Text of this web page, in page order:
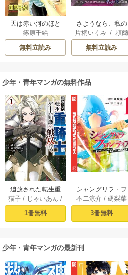
天は赤い河のほと
り
篠原千絵
無料立読み
さようなら、私の
冷遇生活 ～パーテ
ィーで声をかけて
きたのがヤバい男
片桐いくみ / 頼爾
無料立読み
少年・青年マンガの無料作品
追放された転生重
騎士はゲーム知識
で無双する（１）
猫子 / じゃいあん /
武六甲理衣
1冊無料
シャングリラ・フ
ロンティア（１）
～クソゲーハン
ター、神ゲーに挑
不二涼介 /硬梨菜
3冊無料
少年・青年マンガの最新刊